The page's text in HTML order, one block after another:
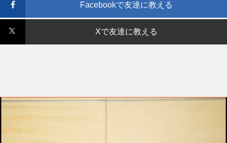
Facebookで友達に教える
Xで友達に教える